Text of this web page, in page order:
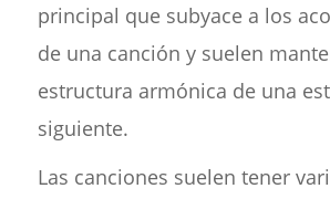
principal que subyace a los
de una canción y suelen
estructura armónica de una
siguiente.
Las canciones suelen tener